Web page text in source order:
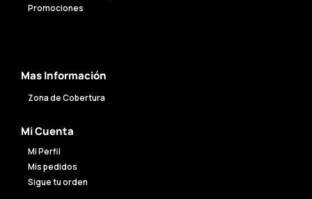
Promociones
Mas Información
Zona de Cobertura
Mi Cuenta
Mi Perfil
Mis pedidos
Sigue tu orden